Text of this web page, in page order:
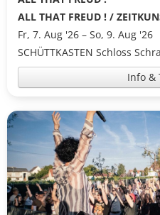
Fr, 7. Aug '26 – So, 9. Aug '26
SCHÜTTKASTEN Schloss
Info &